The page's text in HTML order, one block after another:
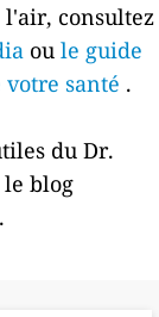
consultez
ou le guide
santé .
du Dr.
le blog